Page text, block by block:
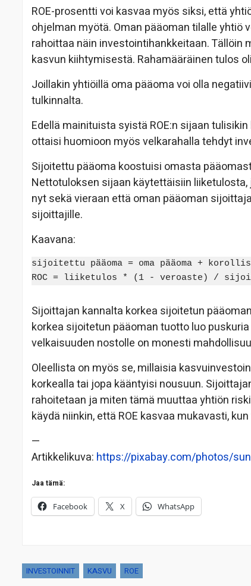
ROE-prosentti voi kasvaa myös siksi, että
ohjelman myötä. Oman pääoman tilalle
rahoittaa näin investointihankkeitaan.
kasvun kiihtymisestä. Rahamääräinen tulos
Joillakin yhtiöillä oma pääoma voi olla
tulkinnalta.
Edellä mainituista syistä ROE:n sijaan
ottaisi huomioon myös velkarahalla tehdyt
Sijoitettu pääoma koostuisi omasta
Nettotuloksen sijaan käytettäisiin
nyt sekä vieraan että oman pääoman
sijoittajille.
Kaavana:
sijoitettu pääoma = oma pääoma +
Sijoittajan kannalta korkea sijoitetun
korkea sijoitetun pääoman tuotto luo
velkaisuuden nostolle on monesti
Oleellista on myös se, millaisia
korkealla tai jopa kääntyisi nousuun.
rahoitetaan ja miten tämä muuttaa yhtiön
käydä niinkin, että ROE kasvaa mukavasti,
—
Artikkelikuva: https://pixabay.com/photos/
Jaa tämä:
Facebook X WhatsApp
INVESTOINNIT KASVU ROE